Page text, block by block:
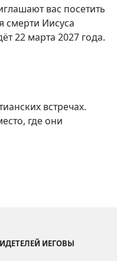
вас посетить
смерти Иисуса
22 марта 2027 года.
встречах.
где они
ИЕГОВЫ